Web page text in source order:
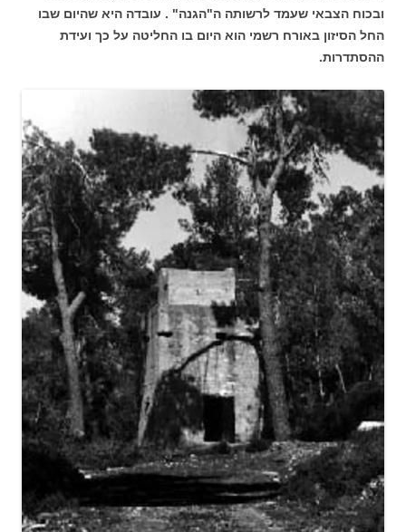
ובכוח הצבאי שעמד לרשותה ה"הגנה" . עובדה היא שהיום שבו
החל הסיזון באורח רשמי הוא היום בו החליטה על כך ועידת
ההסתדרות.